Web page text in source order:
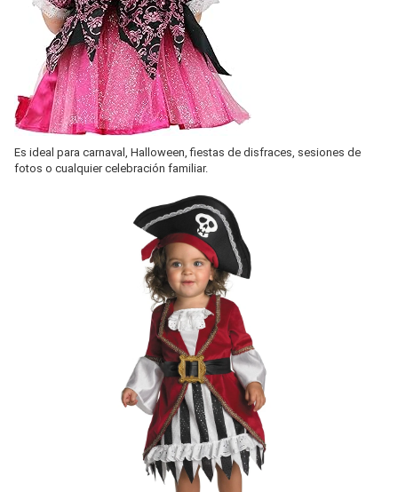
Es ideal para carnaval, Halloween, fiestas de disfraces, sesiones de
fotos o cualquier celebración familiar.